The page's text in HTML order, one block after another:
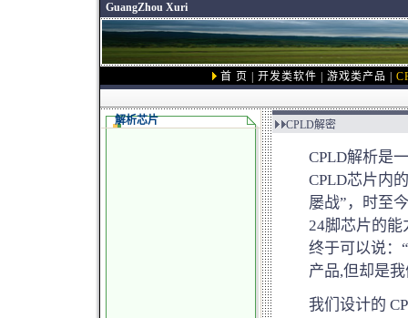
GuangZhou Xuri
首 页 开发类软件 游戏类产品
解析芯片 CPLD解密
CPLD解析是
CPLD芯片内
屡战”，时至
24脚芯片的能
终于可以说：
产品,但却是
我们设计的